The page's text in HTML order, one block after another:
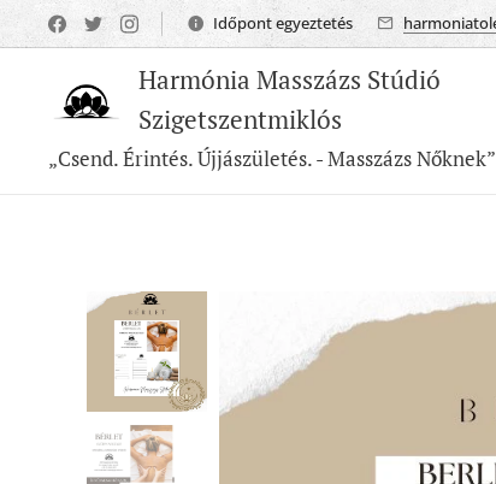
Időpont egyeztetés
Harmónia Masszázs
Szigetszentmiklós
„Csend. Érintés. Újjászületés. - Masszázs Nőknek”